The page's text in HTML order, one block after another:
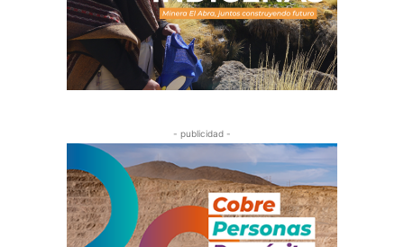
- publicidad -